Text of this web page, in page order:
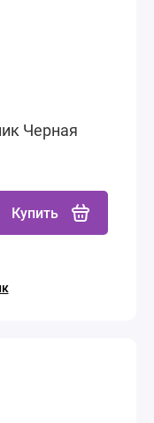
Черная
Купить